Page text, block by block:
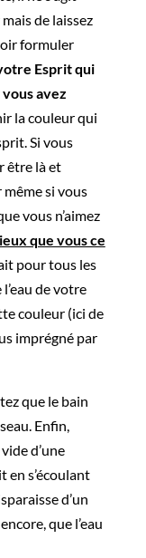
de laissez
formuler
Esprit qui
avez
la couleur qui
Si vous
être là et
même si vous
vous n’aimez
que vous ce
pour tous les
de votre
couleur (ici de
imprégné par
que le bain
Enfin,
d’une
en s’écoulant
d’un
que l’eau